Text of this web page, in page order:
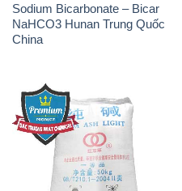
Sodium Bicarbonate – Bicar
NaHCO3 Hunan Trung Quốc
China